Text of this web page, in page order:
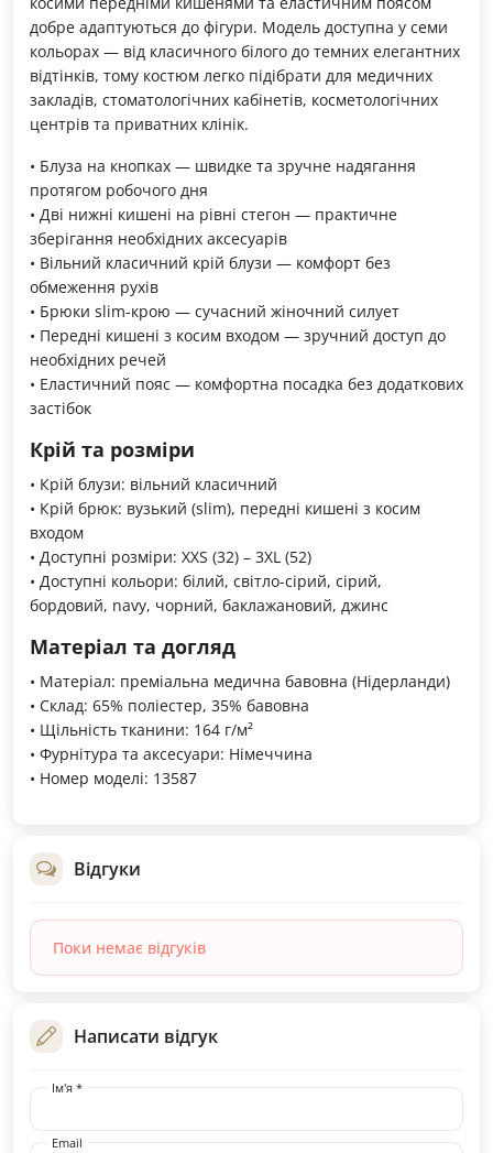
добре адаптуються до фігури. Модель доступна у семи
кольорах — від класичного білого до темних елегантних
відтінків, тому костюм легко підібрати для медичних
закладів, стоматологічних кабінетів, косметологічних
центрів та приватних клінік.
• Блуза на кнопках — швидке та зручне надягання
протягом робочого дня
• Дві нижні кишені на рівні стегон — практичне
зберігання необхідних аксесуарів
• Вільний класичний крій блузи — комфорт без
обмеження рухів
• Брюки slim-крою — сучасний жіночний силует
• Передні кишені з косим входом — зручний доступ до
необхідних речей
• Еластичний пояс — комфортна посадка без додаткових
застібок
Крій та розміри
• Крій блузи: вільний класичний
• Крій брюк: вузький (slim), передні кишені з косим
входом
• Доступні розміри: XXS (32) – 3XL (52)
• Доступні кольори: білий, світло-сірий, сірий,
бордовий, navy, чорний, баклажановий, джинс
Матеріал та догляд
• Матеріал: преміальна медична бавовна (Нідерланди)
• Склад: 65% поліестер, 35% бавовна
• Щільність тканини: 164 г/м²
• Фурнітура та аксесуари: Німеччина
• Номер моделі: 13587
Відгуки
Поки немає відгуків
Написати відгук
Ім'я *
Email